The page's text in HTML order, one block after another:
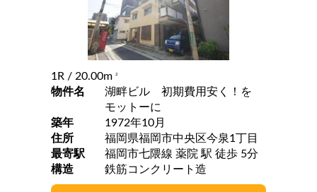
1R / 20.00m 2
物件名
湖畔ビル 初期費用安く！を
モットーに
築年
1972年10月
住所
福岡県福岡市中央区今泉1丁目
最寄駅
福岡市七隈線 薬院 駅 徒歩 5分
構造
鉄筋コンクリート造